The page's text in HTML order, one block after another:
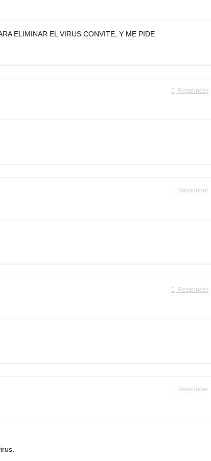
ELIMINAR EL VIRUS CONVITE, Y ME PIDE
Responder
Responder
Responder
Responder